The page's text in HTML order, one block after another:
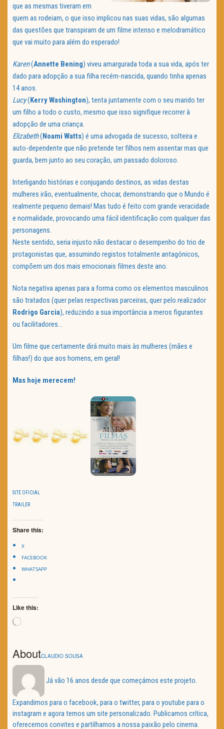
que as mesmas tiveram em
quem as rodeiam, o que isso implicou nas suas vidas, são algumas
das questões que transpiram de um filme intenso e melodramático
que vai muito para além do esperado!
Karen(Annette Bening) viveu amargurada toda a sua vida, após ter
dado para adopção a sua filha recém-nascida, quando tinha apenas
14 anos.
Lucy(KerryWashington), tenta juntamente com o seu marido ter
um filho a todo o custo, mesmo que isso signifique recorrer à
adopção de uma criança.
Elizabeth(Noami Watts) é uma advogada de sucesso, solteira e
auto-dependente que não pretende ter filhos nem assentar mas que
guarda, bem junto ao seu coração, um passado doloroso.
Interligando histórias e conjugando destinos, as vidas destas
mulheres irão, eventualmente, chocar, demonstrando que o Mundo é
realmente pequeno demais! Mas tudo é feito com grande veracidade
e normalidade, provocando uma fácil identificação com qualquer das
personagens.
Neste sentido, seria injusto não destacar o desempenho do trio de
protagonistas que, assumindo registos totalmente antagónicos,
compõem um dos mais emocionais filmes deste ano.
Nota negativa apenas para a forma como os elementos masculinos
são tratados (quer pelas respectivas parceiras, quer pelo realizador
Rodrigo Garcia), reduzindo a sua importância a meros figurantes
ou facilitadores…
Um filme que certamente dirá muito mais às mulheres (mães e
filhas!) do que aos homens, em geral!
Mas hoje merecem!
SITE OFICIAL
TRAILER
Share this:
X
FACEBOOK
WHATSAPP
Like this:
Loading…
AboutCLAUDIO SOUSA
Já vão 16 anos desde que começámos este projeto.
Expandimos para o facebook, para o twitter, para o youtube para o
instagram e agora temos um site personalizado. Publicamos crítica,
oferecemos convites e partilhamos a nossa paixão pelo cinema.